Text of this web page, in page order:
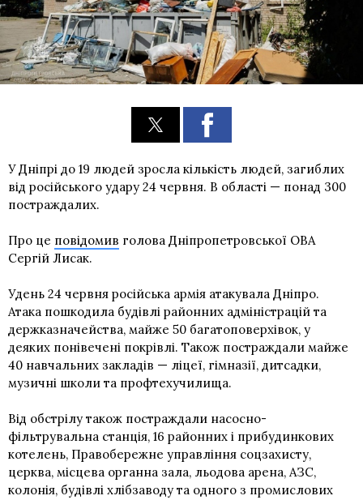
У Дніпрі до 19 людей зросла кількість людей, загиблих
від російського удару 24 червня. В області — понад 300
постраждалих.
Про це повідомив голова Дніпропетровської ОВА
Сергій Лисак.
Удень 24 червня російська армія атакувала Дніпро.
Атака пошкодила будівлі районних адміністрацій та
держказначейства, майже 50 багатоповерхівок, у
деяких понівечені покрівлі. Також постраждали майже
40 навчальних закладів — ліцеї, гімназії, дитсадки,
музичні школи та профтехучилища.
Від обстрілу також постраждали насосно-
фільтрувальна станція, 16 районних і прибудинкових
котелень, Правобережне управління соцзахисту,
церква, місцева органна зала, льодова арена, АЗС,
колонія, будівлі хлібзаводу та одного з промислових